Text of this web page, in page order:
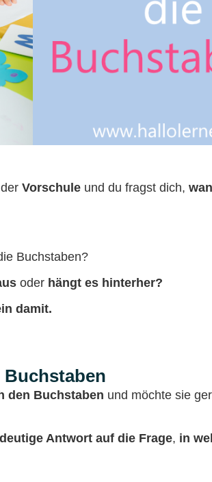
Vorschule und du fragst dich,
Buchstaben?
oder hängt es hinterher?
damit.
den Buchstaben und möchte sie
Antwort auf die Frage, in